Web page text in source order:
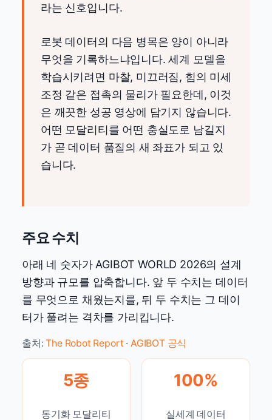
라는 신호입니다.
로봇 데이터의 다음 병목은 양이 아니라
무엇을 기록하느냐입니다. 세계 모델을
학습시키려면 마찰, 미끄러짐, 힘의 미세
조정 같은 접촉의 물리가 필요한데, 이것
은 깨끗한 성공 영상에 담기지 않습니다.
어떤 모달리티를 어떤 충실도로 남길지
가 곧 데이터 품질의 새 좌표가 되고 있
습니다.
주요 수치
아래 네 숫자가 AGIBOT WORLD 2026의 설계
방향과 규모를 압축합니다. 앞 두 수치는 데이터
를 무엇으로 채웠는지를, 뒤 두 수치는 그 데이
터가 풀려는 격차를 가리킵니다.
출처:The Robot Report · AGIBOT 공식
5종
동기화 모달리티
100%
실세계 데이터